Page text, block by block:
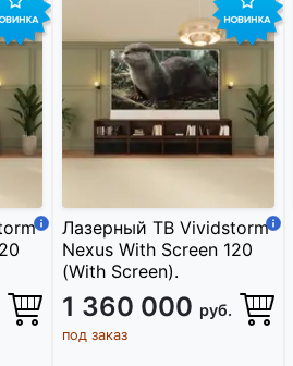
Лазерный ТВ Vividstorm
Nexus With Screen 120
(With Screen).
1 360 000 руб.
под заказ